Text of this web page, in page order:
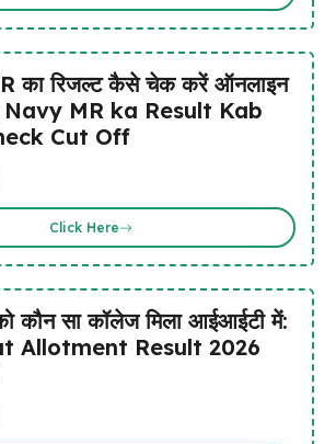
का रिजल्ट कैसे चेक करें ऑनलाइन
MR ka Result Kab
Cut Off
Click Here
कौन सा कॉलेज मिला आईआईटी में:
Allotment Result 2026